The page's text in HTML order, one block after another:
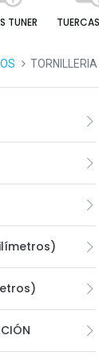
TUNER
TORNILLERIA